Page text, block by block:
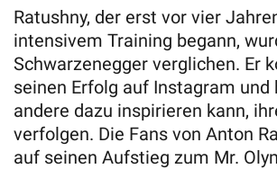
Ratushny, der erst vor vier
intensivem Training begann,
Schwarzenegger verglichen. Er
seinen Erfolg auf Instagram und
andere dazu inspirieren kann,
verfolgen. Die Fans von Anton
auf seinen Aufstieg zum Mr.